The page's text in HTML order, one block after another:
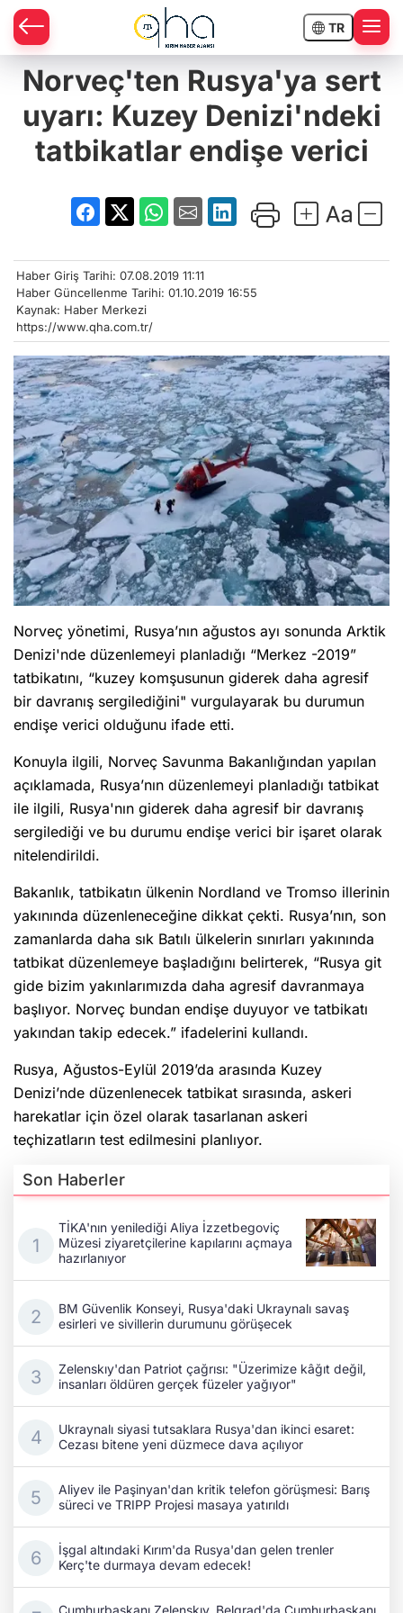
TR
Norveç'ten Rusya'ya sert
uyarı: Kuzey Denizi'ndeki
tatbikatlar endişe verici
Haber Giriş Tarihi: 07.08.2019 11:11
Haber Güncellenme Tarihi: 01.10.2019 16:55
Kaynak: Haber Merkezi
https://www.qha.com.tr/
Norveç yönetimi, Rusya’nın ağustos ayı sonunda Arktik
Denizi'nde düzenlemeyi planladığı “Merkez -2019”
tatbikatını, “kuzey komşusunun giderek daha agresif
bir davranış sergilediğini" vurgulayarak bu durumun
endişe verici olduğunu ifade etti.
Konuyla ilgili, Norveç Savunma Bakanlığından yapılan
açıklamada, Rusya’nın düzenlemeyi planladığı tatbikat
ile ilgili, Rusya'nın giderek daha agresif bir davranış
sergilediği ve bu durumu endişe verici bir işaret olarak
nitelendirildi.
Bakanlık, tatbikatın ülkenin Nordland ve Tromso illerinin
yakınında düzenleneceğine dikkat çekti. Rusya’nın, son
zamanlarda daha sık Batılı ülkelerin sınırları yakınında
tatbikat düzenlemeye başladığını belirterek, “Rusya git
gide bizim yakınlarımızda daha agresif davranmaya
başlıyor. Norveç bundan endişe duyuyor ve tatbikatı
yakından takip edecek.” ifadelerini kullandı.
Rusya, Ağustos-Eylül 2019’da arasında Kuzey
Denizi’nde düzenlenecek tatbikat sırasında, askeri
harekatlar için özel olarak tasarlanan askeri
teçhizatların test edilmesini planlıyor.
Son Haberler
TİKA'nın yenilediği Aliya İzzetbegoviç
Müzesi ziyaretçilerine kapılarını açmaya
hazırlanıyor
BM Güvenlik Konseyi, Rusya'daki Ukraynalı savaş
esirleri ve sivillerin durumunu görüşecek
Zelenskıy'dan Patriot çağrısı: "Üzerimize kâğıt değil,
insanları öldüren gerçek füzeler yağıyor"
Ukraynalı siyasi tutsaklara Rusya'dan ikinci esaret:
Cezası bitene yeni düzmece dava açılıyor
Aliyev ile Paşinyan'dan kritik telefon görüşmesi: Barış
süreci ve TRIPP Projesi masaya yatırıldı
İşgal altındaki Kırım'da Rusya'dan gelen trenler
Kerç'te durmaya devam edecek!